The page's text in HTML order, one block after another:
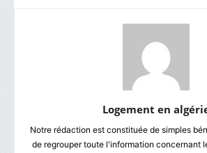
Logement en
Notre rédaction est constituée de simples
de regrouper toute l'information concernant